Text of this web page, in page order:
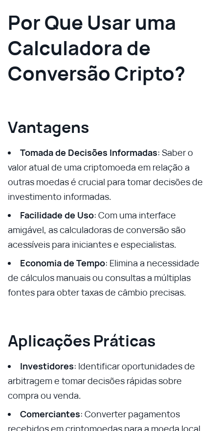
Por Que Usar uma
Calculadora de
Conversão Cripto?
Vantagens
Tomada de Decisões Informadas: Saber o
valor atual de uma criptomoeda em relação a
outras moedas é crucial para tomar decisões de
investimento informadas.
Facilidade de Uso: Com uma interface
amigável, as calculadoras de conversão são
acessíveis para iniciantes e especialistas.
Economia de Tempo: Elimina a necessidade
de cálculos manuais ou consultas a múltiplas
fontes para obter taxas de câmbio precisas.
Aplicações Práticas
Investidores: Identificar oportunidades de
arbitragem e tomar decisões rápidas sobre
compra ou venda.
Comerciantes: Converter pagamentos
recebidos em criptomoedas para a moeda local.